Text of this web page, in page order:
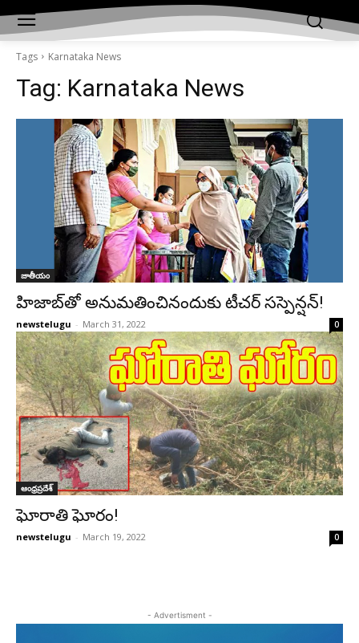
Tags Karnataka News
Tag: Karnataka News
జాతీయం
హిజాబ్‌తో అనుమతించినందుకు టీచర్‌ సస్పెన్షన్‌!
newstelugu - March 31, 2022 0
ఆంధ్రప్రదేశ్‌
ఘోరాతి ఘోరం!
newstelugu - March 19, 2022 0
- Advertisment -